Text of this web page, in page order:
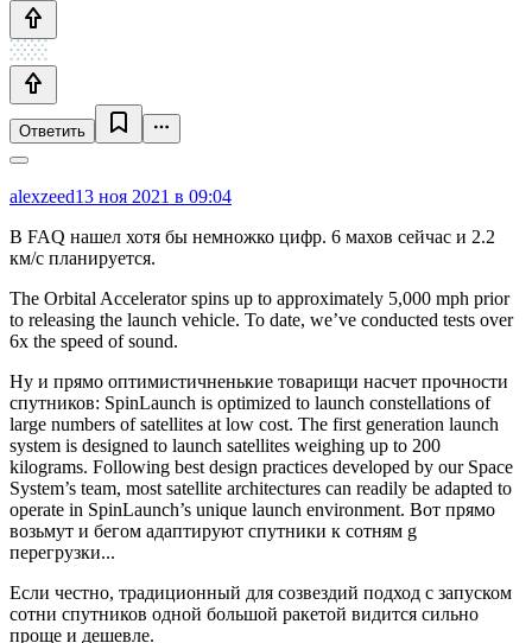
Ответить
alexzeed13 ноя 2021 в 09:04
В FAQ нашел хотя бы немножко цифр. 6 махов сейчас и 2.2
км/с планируется.
The Orbital Accelerator spins up to approximately 5,000 mph prior
to releasing the launch vehicle. To date, we’ve conducted tests over
6x the speed of sound.
Ну и прямо оптимистичненькие товарищи насчет прочности
спутников: SpinLaunch is optimized to launch constellations of
large numbers of satellites at low cost. The first generation launch
system is designed to launch satellites weighing up to 200
kilograms. Following best design practices developed by our Space
System’s team, most satellite architectures can readily be adapted to
operate in SpinLaunch’s unique launch environment. Вот прямо
возьмут и бегом адаптируют спутники к сотням g
перегрузки...
Если честно, традиционный для созвездий подход с запуском
сотни спутников одной большой ракетой видится сильно
проще и дешевле.